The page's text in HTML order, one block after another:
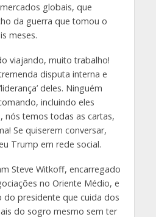
globais, que
da guerra que tomou o
meses.
viajando, muito trabalho!
disputa interna e
deles. Ninguém
incluindo eles
nós temos todas as cartas,
Se quiserem conversar,
Trump em rede social.
Steve Witkoff, encarregado
no Oriente Médio, e
do presidente que cuida dos
do sogro mesmo sem ter